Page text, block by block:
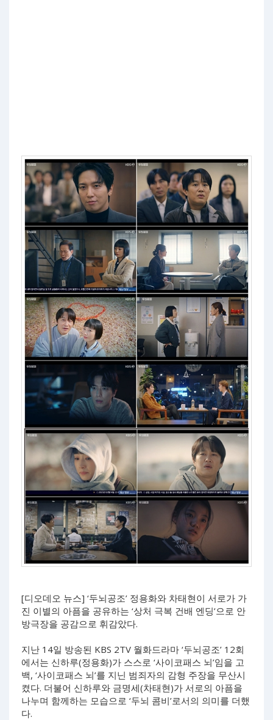
[디오데오 뉴스] ‘두뇌공조’ 정용화와 차태현이 서로가 가
진 이별의 아픔을 공유하는 ‘상처 극복 건배 엔딩’으로 안
방극장을 공감으로 휘감았다.
지난 14일 방송된 KBS 2TV 월화드라마 ‘두뇌공조’ 12회
에서는 신하루(정용화)가 스스로 ‘사이코패스 뇌’임을 고
백, ‘사이코패스 뇌’를 지닌 범죄자의 감형 주장을 무산시
켰다. 더불어 신하루와 금명세(차태현)가 서로의 아픔을
나누며 함께하는 모습으로 ‘두뇌 콤비’로서의 의미를 더했
다.